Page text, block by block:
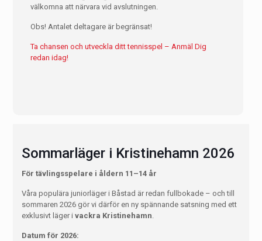
välkomna att närvara vid avslutningen.
Obs! Antalet deltagare är begränsat!
Ta chansen och utveckla ditt tennisspel – Anmäl Dig
redan idag!
Sommarläger i Kristinehamn 2026
För tävlingsspelare i åldern 11–14 år
Våra populära juniorläger i Båstad är redan fullbokade – och till
sommaren 2026 gör vi därför en ny spännande satsning med ett
exklusivt läger i vackra Kristinehamn
Datum för 2026: